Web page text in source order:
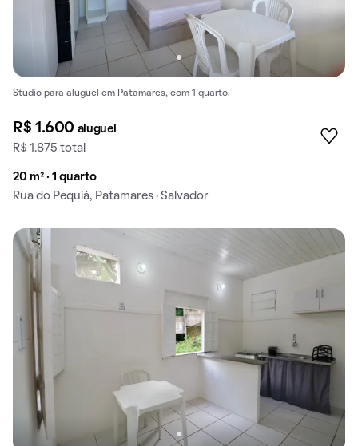
Studio para aluguel em Patamares, com 1 quarto.
R$ 1.600 aluguel
R$ 1.875 total
20 m² · 1 quarto
Rua do Pequiá, Patamares · Salvador